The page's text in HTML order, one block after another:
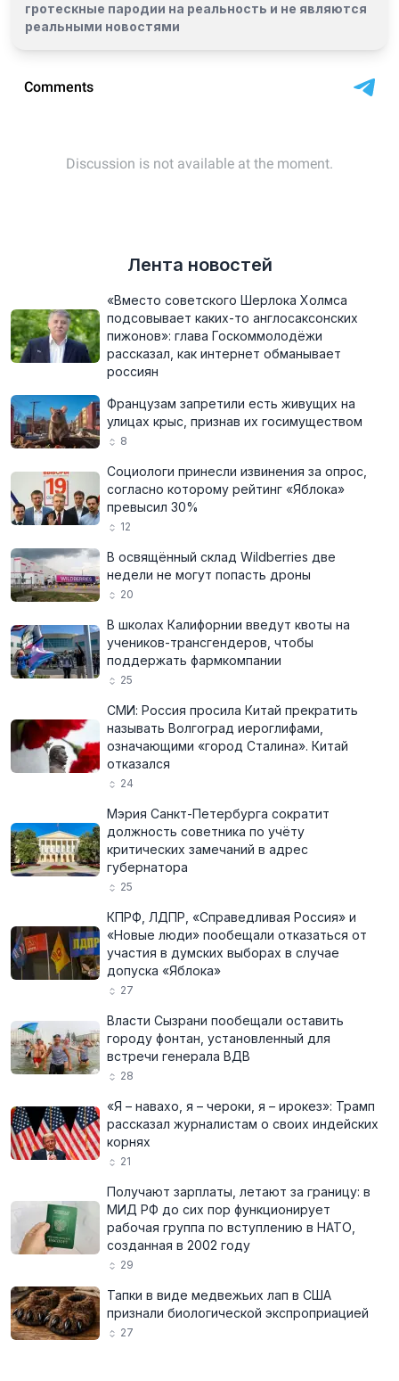
гротескные пародии на реальность и не являются
реальными новостями
Лента новостей
«Вместо советского Шерлока Холмса
подсовывает каких-то англосаксонских
пижонов»: глава Госкоммолодёжи
рассказал, как интернет обманывает
россиян
Французам запретили есть живущих на
улицах крыс, признав их госимуществом
8
Социологи принесли извинения за опрос,
согласно которому рейтинг «Яблока»
превысил 30%
12
В освящённый склад Wildberries две
недели не могут попасть дроны
20
В школах Калифорнии введут квоты на
учеников-трансгендеров, чтобы
поддержать фармкомпании
25
СМИ: Россия просила Китай прекратить
называть Волгоград иероглифами,
означающими «город Сталина». Китай
отказался
24
Мэрия Санкт-Петербурга сократит
должность советника по учёту
критических замечаний в адрес
губернатора
25
КПРФ, ЛДПР, «Справедливая Россия» и
«Новые люди» пообещали отказаться от
участия в думских выборах в случае
допуска «Яблока»
27
Власти Сызрани пообещали оставить
городу фонтан, установленный для
встречи генерала ВДВ
28
«Я – навахо, я – чероки, я – ирокез»: Трамп
рассказал журналистам о своих индейских
корнях
21
Получают зарплаты, летают за границу: в
МИД РФ до сих пор функционирует
рабочая группа по вступлению в НАТО,
созданная в 2002 году
29
Тапки в виде медвежьих лап в США
признали биологической экспроприацией
27